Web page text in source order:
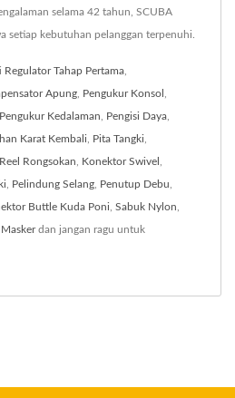
selama 42 tahun, SCUBA
setiap kebutuhan pelanggan terpenuhi.
Regulator Tahap Pertama
Apung Pengukur Konsol
Pengukur Kedalaman Pengisi Daya
Karat Kembali Pita Tangki
Reel Rongsokan Konektor Swivel
Pelindung Selang Penutup Debu
Buttle Kuda Poni Sabuk Nylon
dan jangan ragu untuk